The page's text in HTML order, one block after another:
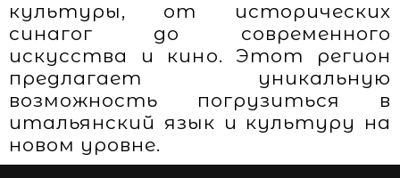
культуры, от исторических
синагог до современного
искусства и кино. Этот регион
предлагает уникальную
возможность погрузиться в
итальянский язык и культуру на
новом уровне.